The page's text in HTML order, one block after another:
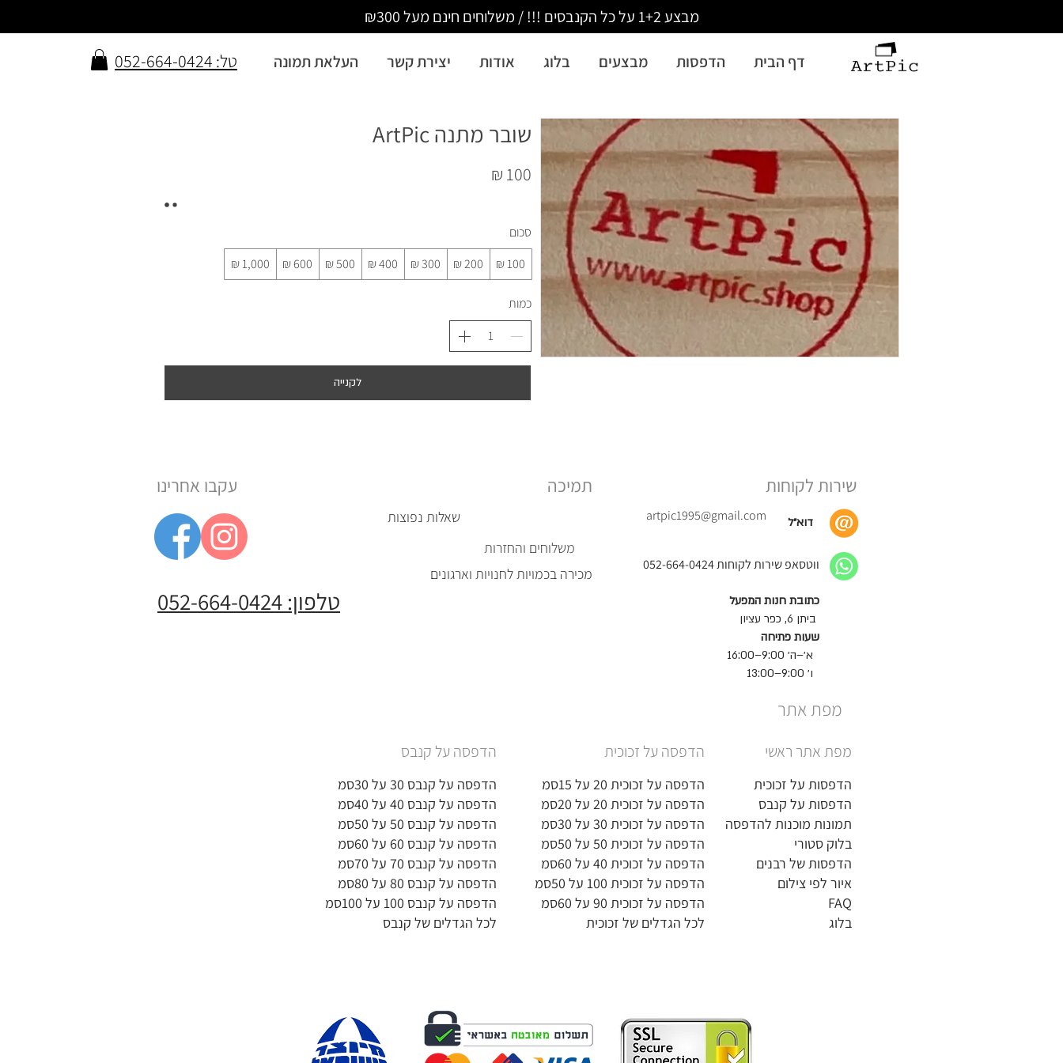
מבצע 1+2 על כל הקנבסים !!! / משלוחים חינם מעל ₪300
טל: 052-664-0424 דף הבית הדפסות מבצעים בלוג אודות יצירת קשר העלאת תמונה
שובר מתנה ArtPic
סכום
כמות
לקנייה
עקבו אחרינו
טלפון: 052-664-0424
תמיכה
שאלות נפוצות
משלוחים והחזרות
מכירה בכמויות לחנויות וארגונים
שירות לקוחות
דוא״ל artpic1995@gmail.com
ווטסאפ שירות לקוחות 052-664-0424
כתובת חנות המפעל
ביתן 6, כפר עציון
שעות פתיחה
א׳–ה׳ 9:00–16:00
ו׳ 9:00–13:00
מפת אתר
הדפסה על קנבס
הדפסה על קנבס 30 על 30סמ
הדפסה על קנבס 40 על 40סמ
הדפסה על קנבס 50 על 50סמ
הדפסה על קנבס 60 על 60סמ
הדפסה על קנבס 70 על 70סמ
הדפסה על קנבס 80 על 80סמ
הדפסה על קנבס 100 על 100סמ
לכל הגדלים של קנבס
הדפסה על זכוכית
הדפסה על זכוכית 20 על 15סמ
הדפסה על זכוכית 20 על 20סמ
הדפסה על זכוכית 30 על 30סמ
הדפסה על זכוכית 50 על 50סמ
הדפסה על זכוכית 40 על 60סמ
הדפסה על זכוכית 100 על 50סמ
הדפסה על זכוכית 90 על 60סמ
לכל הגדלים של זכוכית
מפת אתר ראשי
הדפסות על זכוכית
הדפסות על קנבס
תמונות מוכנות להדפסה
בלוק סטורי
הדפסות של רבנים
איור לפי צילום
FAQ
בלוג